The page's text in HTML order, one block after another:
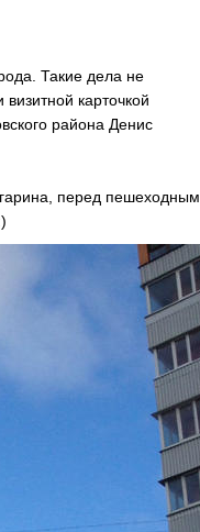
Такие дела не
карточкой
района Денис
перед пешеходным